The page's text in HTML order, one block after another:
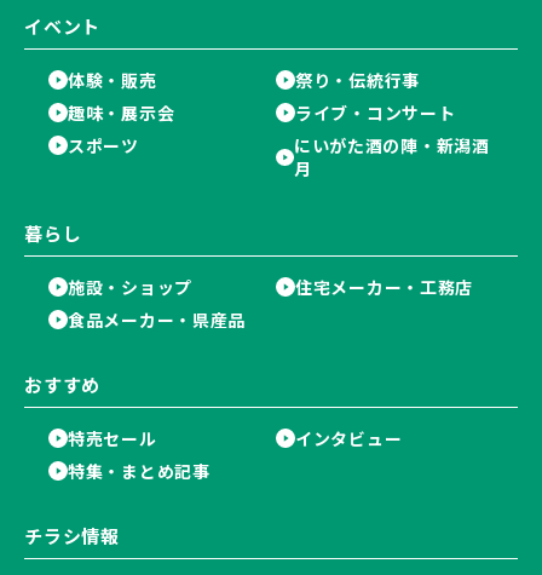
イベント
体験・販売
祭り・伝統行事
趣味・展示会
ライブ・コンサート
スポーツ
にいがた酒の陣・新潟酒
月
暮らし
施設・ショップ
住宅メーカー・工務店
食品メーカー・県産品
おすすめ
特売セール
インタビュー
特集・まとめ記事
チラシ情報